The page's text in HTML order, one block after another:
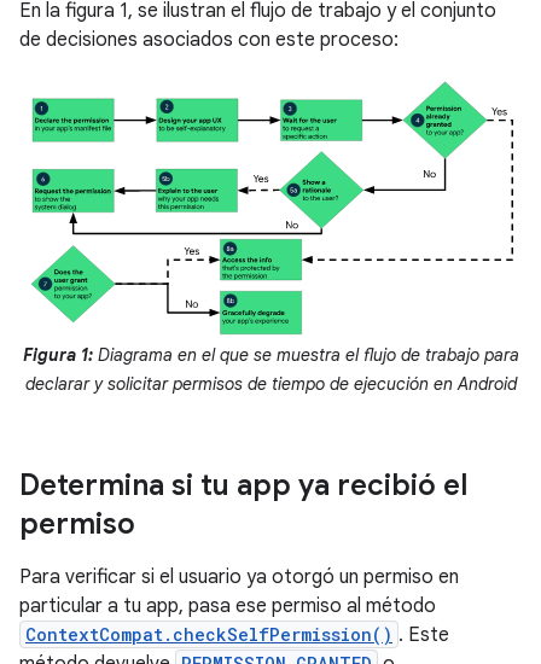
En la figura 1, se ilustran el flujo de trabajo y el conjunto
de decisiones asociados con este proceso:
Figura 1:Diagrama en el que se muestra el flujo de trabajo para
declarar y solicitar permisos de tiempo de ejecución en Android
Determina si tu app ya recibió el
permiso
Para verificar si el usuario ya otorgó un permiso en
particular a tu app, pasa ese permiso al método
ContextCompat.checkSelfPermission() . Este